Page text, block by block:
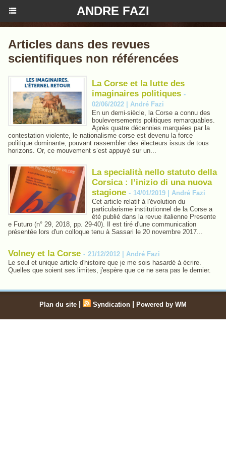
ANDRE FAZI
Articles dans des revues
scientifiques non référencées
La Corse et la lutte des
imaginaires politiques -
02/06/2022 | André Fazi
En un demi-siècle, la Corse a connu des
bouleversements politiques remarquables.
Après quatre décennies marquées par la
contestation violente, le nationalisme corse est devenu la force
politique dominante, pouvant rassembler des électeurs issus de tous
horizons. Or, ce mouvement s’est appuyé sur un...
La specialità nello statuto della
Corsica : l’inizio di una nuova
stagione - 14/01/2019 | André Fazi
Cet article relatif à l'évolution du
particularisme institutionnel de la Corse a
été publié dans la revue italienne Presente
e Futuro (n° 29, 2018, pp. 29-40). Il est tiré d'une communication
présentée lors d'un colloque tenu à Sassari le 20 novembre 2017...
Volney et la Corse - 21/12/2012 | André Fazi
Le seul et unique article d'histoire que je me sois hasardé à écrire.
Quelles que soient ses limites, j'espère que ce ne sera pas le dernier.
Plan du site | Syndication | Powered by WM